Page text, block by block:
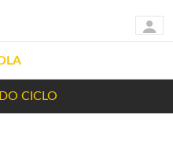
CICLO